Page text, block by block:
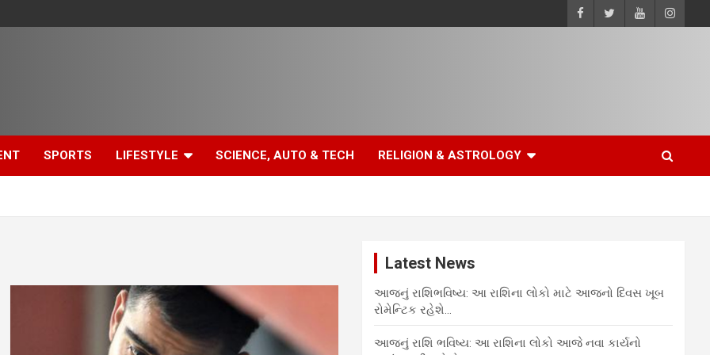
SPORTS LIFESTYLE SCIENCE, AUTO & TECH RELIGION & ASTROLOGY
Latest News
આજનું રાશિભવિષ્ય: આ રાશિના લોકો માટે આજનો દિવસ ખૂબ
રોમેન્ટિક રહેશે…
આજનું રાશિ ભવિષ્ય: આ રાશિના લોકો આજે નવા કાર્યનો